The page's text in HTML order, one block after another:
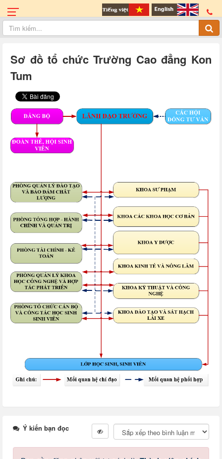
Sơ đồ tổ chức Trường Cao đẳng Kon
Tum
Ý kiến bạn đọc